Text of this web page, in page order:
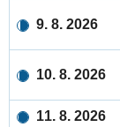
9. 8. 2026
10. 8. 2026
11. 8. 2026